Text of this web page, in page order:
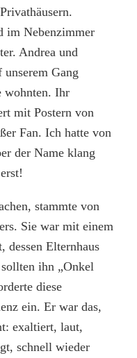
im Nebenzimmer
Andrea und
Gang
wohnten. Ihr
mit Postern von
Fan. Ich hatte von
der Name klang
stammte von
Sie war mit einem
dessen Elternhaus
ihn „Onkel
diese
ein. Er war das,
exaltiert, laut,
schnell wieder